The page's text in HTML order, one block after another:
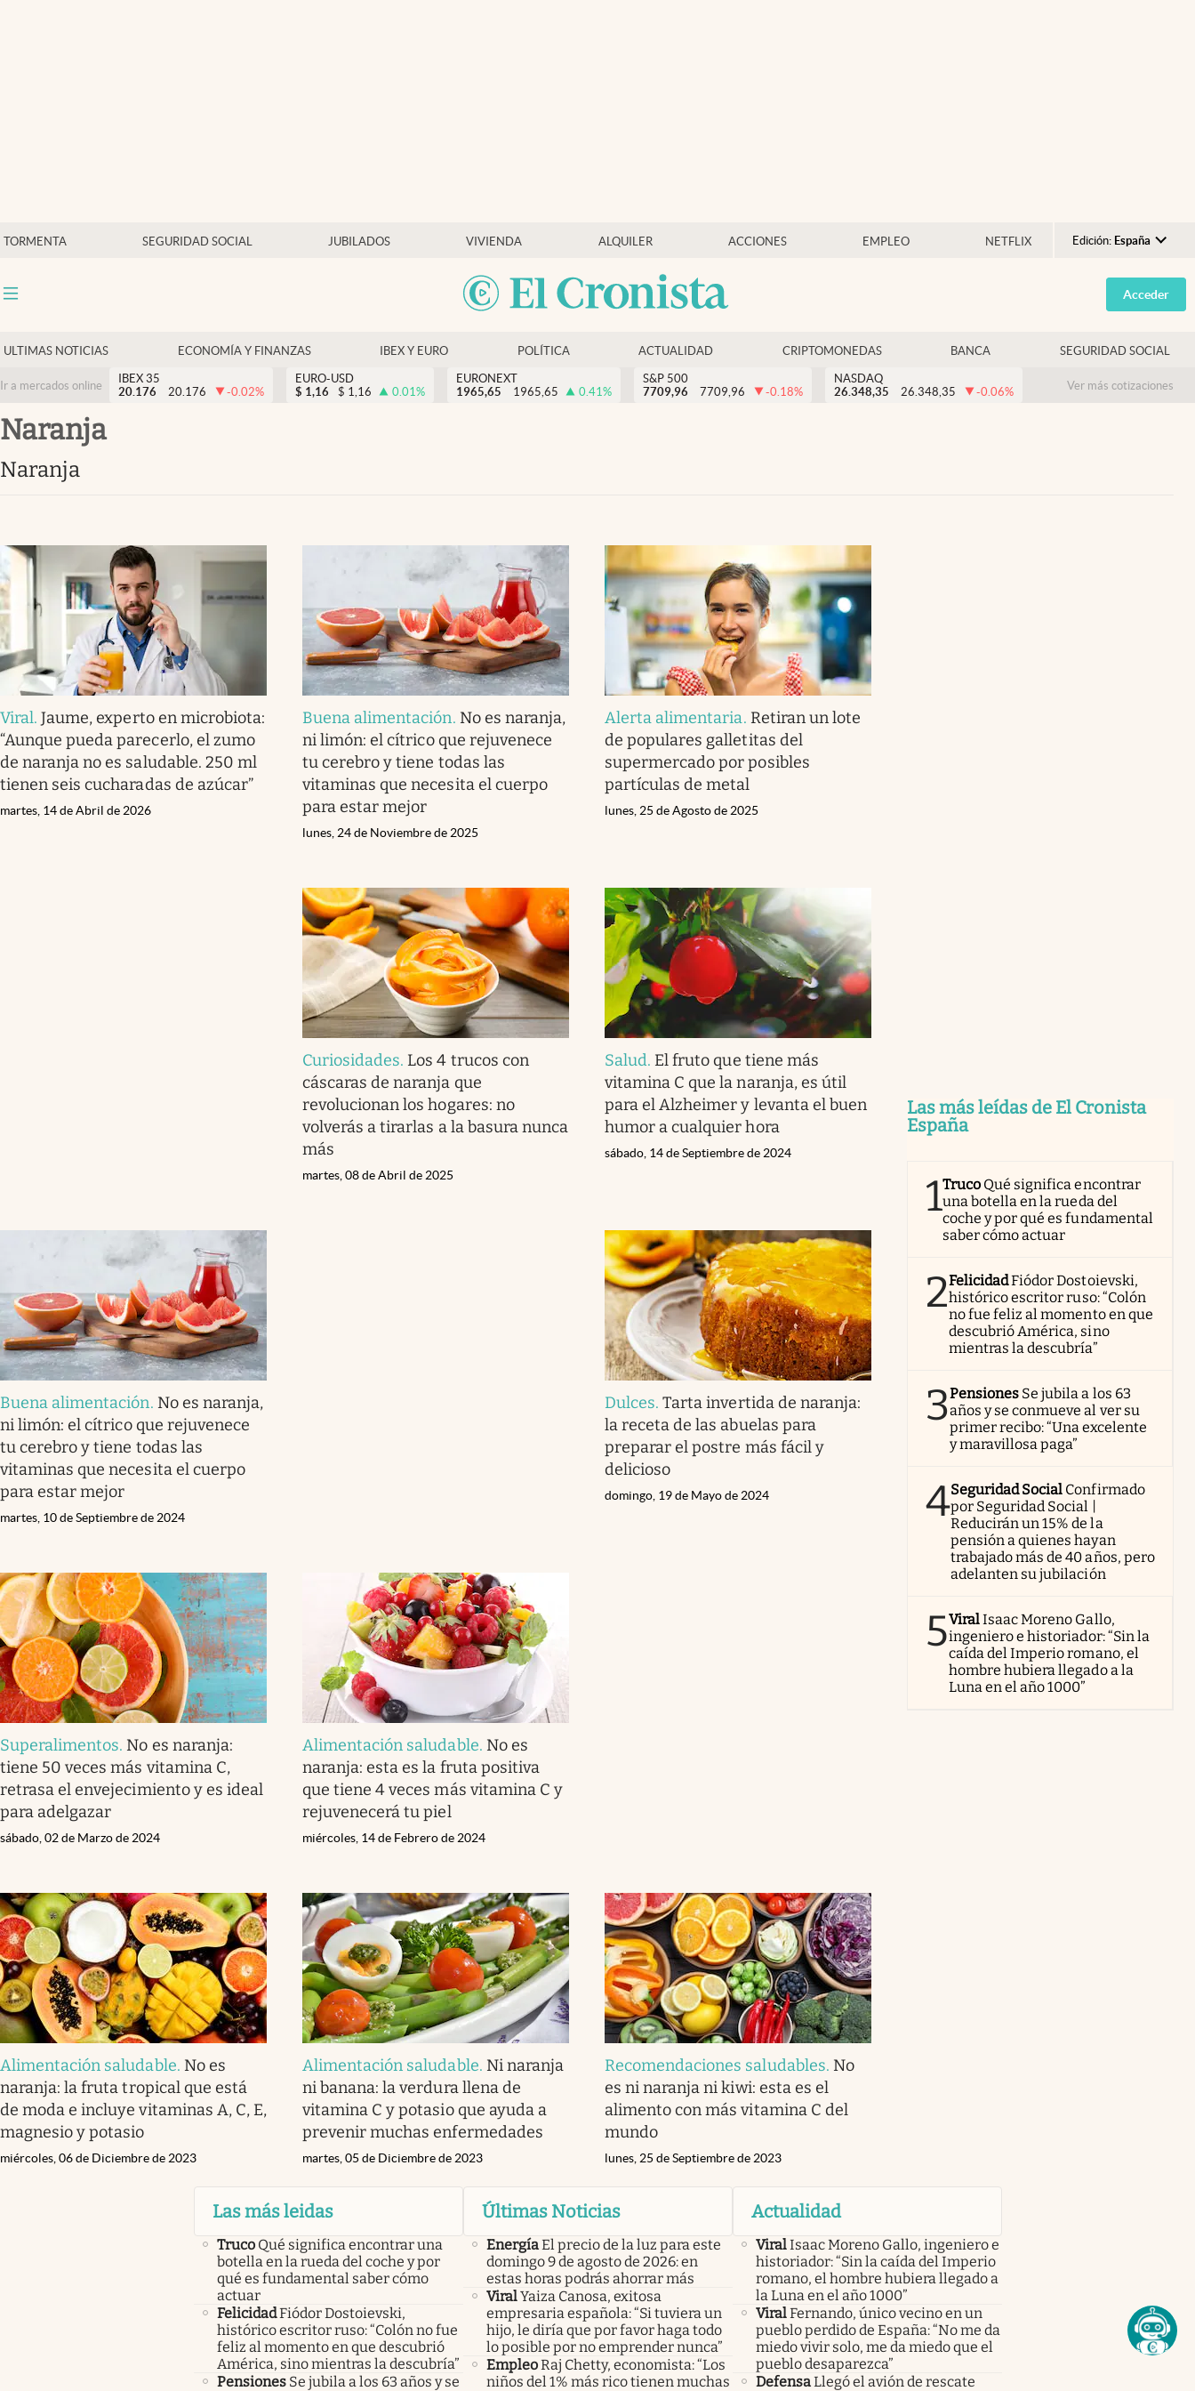
TORMENTA SEGURIDAD SOCIAL JUBILADOS VIVIENDA ALQUILER ACCIONES EMPLEO NETFLIX Edición: España
Argentina
España
USA
Colombia
Acceder
ULTIMAS NOTICIAS ECONOMÍA Y FINANZAS IBEX Y EURO POLÍTICA ACTUALIDAD CRIPTOMONEDAS BANCA SEGURIDAD SOCIAL
Ir a mercados online
IBEX 35
20.176
20.176 -0.02%
EURO-USD
$ 1,16 $ 1,16 0.01%
EURONEXT
1965,65
1965,65 0.41%
S&P 500
7709,96
7709,96 -0.18%
NASDAQ
26.348,35
26.348,35 -0.06% Ver más cotizaciones
naranja
naranja
Viral.Jaume, experto en microbiota:
“Aunque pueda parecerlo, el zumo
de naranja no es saludable. 250 ml
tienen seis cucharadas de azúcar”
martes, 14 de Abril de 2026
Buena alimentación. No es naranja,
ni limón: el cítrico que rejuvenece
tu cerebro y tiene todas las
vitaminas que necesita el cuerpo
para estar mejor
lunes, 24 de Noviembre de 2025
Alerta alimentaria. Retiran un lote
de populares galletitas del
supermercado por posibles
partículas de metal
lunes, 25 de Agosto de 2025
Curiosidades. Los 4 trucos con
cáscaras de naranja que
revolucionan los hogares: no
volverás a tirarlas a la basura nunca
más
martes, 08 de Abril de 2025
Salud. El fruto que tiene más
vitamina C que la naranja, es útil
para el Alzheimer y levanta el buen
humor a cualquier hora
sábado, 14 de Septiembre de 2024
Buena alimentación. No es naranja,
ni limón: el cítrico que rejuvenece
tu cerebro y tiene todas las
vitaminas que necesita el cuerpo
para estar mejor
martes, 10 de Septiembre de 2024
Dulces.Tarta invertida de naranja:
la receta de las abuelas para
preparar el postre más fácil y
delicioso
domingo, 19 de Mayo de 2024
Superalimentos. No es naranja:
tiene 50 veces más vitamina C,
retrasa el envejecimiento y es ideal
para adelgazar
sábado, 02 de Marzo de 2024
Alimentación saludable. No es
naranja: esta es la fruta positiva
que tiene 4 veces más vitamina C y
rejuvenecerá tu piel
miércoles, 14 de Febrero de 2024
Alimentación saludable. No es
naranja: la fruta tropical que está
de moda e incluye vitaminas A, C, E,
magnesio y potasio
miércoles, 06 de Diciembre de 2023
Alimentación saludable. Ni naranja
ni banana: la verdura llena de
vitamina C y potasio que ayuda a
prevenir muchas enfermedades
martes, 05 de Diciembre de 2023
Recomendaciones saludables. No
es ni naranja ni kiwi: esta es el
alimento con más vitamina C del
mundo
lunes, 25 de Septiembre de 2023
Las más leídas de El Cronista
España
1Truco Qué significa encontrar
una botella en la rueda del
coche y por qué es fundamental
saber cómo actuar
2FelicidadFiódor Dostoievski,
histórico escritor ruso: “Colón
no fue feliz al momento en que
descubrió América, sino
mientras la descubría”
3Pensiones Se jubila a los 63
años y se conmueve al ver su
primer recibo: “Una excelente
y maravillosa paga”
4Seguridad Social Confirmado
por Seguridad Social |
Reducirán un 15% de la
pensión a quienes hayan
trabajado más de 40 años, pero
adelanten su jubilación
5ViralIsaac Moreno Gallo,
ingeniero e historiador: “Sin la
caída del Imperio romano, el
hombre hubiera llegado a la
Luna en el año 1000”
Las más leidas
Truco Qué significa encontrar una
botella en la rueda del coche y por
qué es fundamental saber cómo
actuar
FelicidadFiódor Dostoievski,
histórico escritor ruso: “Colón no fue
feliz al momento en que descubrió
América, sino mientras la descubría”
Pensiones Se jubila a los 63 años y se
Últimas Noticias
EnergíaEl precio de la luz para este
domingo 9 de agosto de 2026: en
estas horas podrás ahorrar más
ViralYaiza Canosa, exitosa
empresaria española: “Si tuviera un
hijo, le diría que por favor haga todo
lo posible por no emprender nunca”
EmpleoRaj Chetty, economista: “Los
niños del 1% más rico tienen muchas
Actualidad
ViralIsaac Moreno Gallo, ingeniero e
historiador: “Sin la caída del Imperio
romano, el hombre hubiera llegado a
la Luna en el año 1000”
ViralFernando, único vecino en un
pueblo perdido de España: “No me da
miedo vivir solo, me da miedo que el
pueblo desaparezca”
DefensaLlegó el avión de rescate